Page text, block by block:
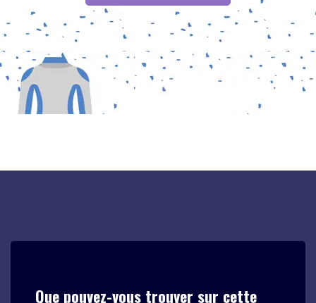
Que pouvez-vous trouver sur cette